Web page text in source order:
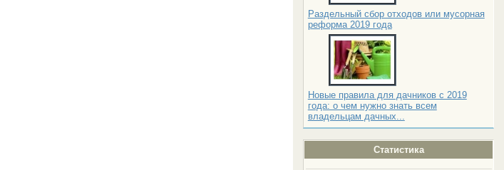
Раздельный сбор отходов или мусорная
реформа 2019 года
Новые правила для дачников с 2019
года: о чем нужно знать всем
владельцам дачных...
Статистика